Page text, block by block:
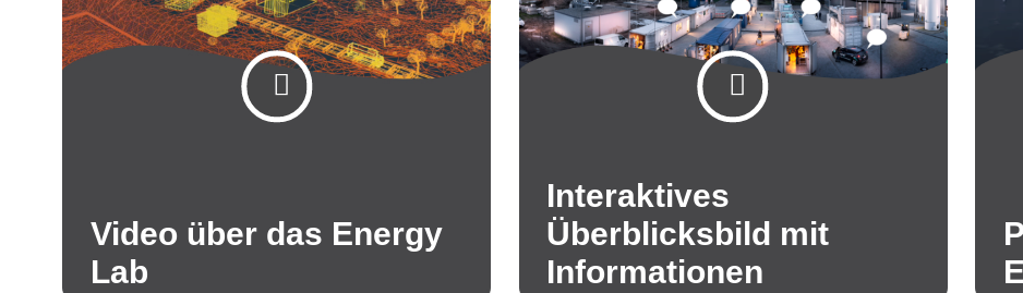
Video über das Energy
Lab
Interaktives
Überblicksbild mit
Informationen